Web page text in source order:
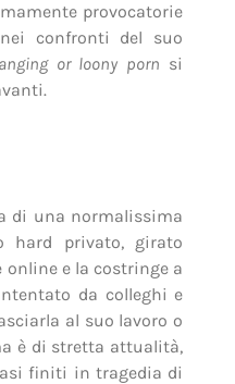
provocatorie
confronti del suo
or loony porn si
di una normalissima
hard privato, girato
e la costringe a
da colleghi e
al suo lavoro o
è di stretta attualità,
finiti in tragedia di